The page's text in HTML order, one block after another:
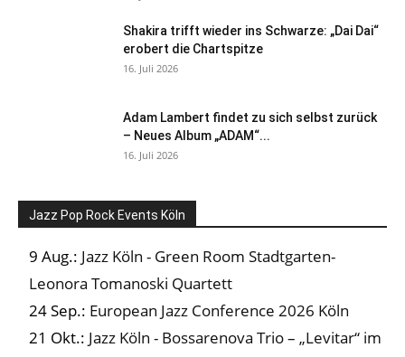
Shakira trifft wieder ins Schwarze: „Dai Dai“
erobert die Chartspitze
16. Juli 2026
Adam Lambert findet zu sich selbst zurück
– Neues Album „ADAM“...
16. Juli 2026
Jazz Pop Rock Events Köln
9 Aug.: Jazz Köln - Green Room Stadtgarten-
Leonora Tomanoski Quartett
24 Sep.: European Jazz Conference 2026 Köln
21 Okt.: Jazz Köln - Bossarenova Trio – „Levitar“ im